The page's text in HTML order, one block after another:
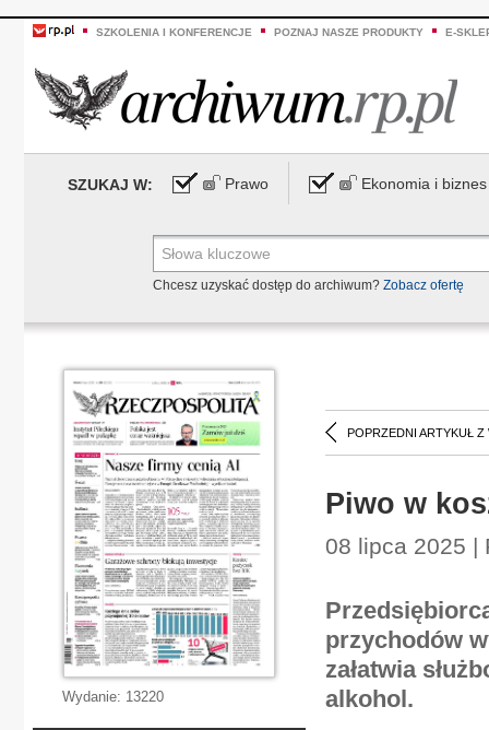
SZKOLENIA I KONFERENCJE POZNAJ NASZE PRODUKTY E-
SZUKAJ W: Prawo Ekonomia i biznes
Chcesz uzyskać dostęp do archiwum? Zobacz ofertę
POPRZEDNI ARTYKUŁ Z
Piwo w
08 lipca 2025 |
przychodów
załatwia
alkohol.
Wydanie: 13220